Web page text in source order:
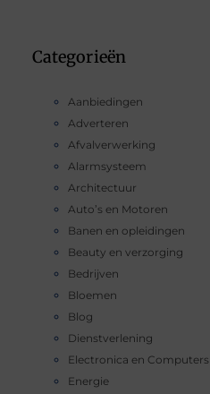
Categorieën
Aanbiedingen
Adverteren
Afvalverwerking
Alarmsysteem
Architectuur
Auto’s en Motoren
Banen en opleidingen
Beauty en verzorging
Bedrijven
Bloemen
Blog
Dienstverlening
Electronica en Computers
Energie